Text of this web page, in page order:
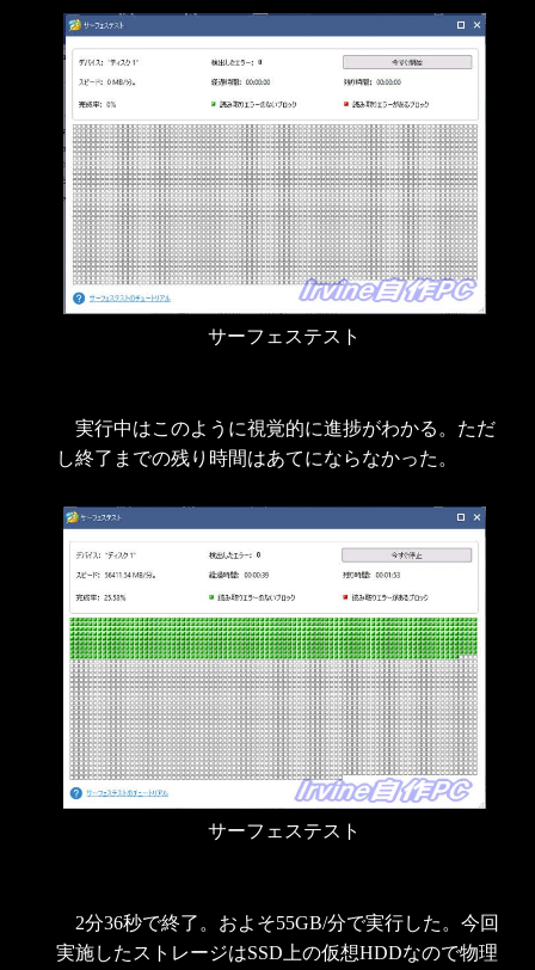
サーフェステスト
実行中はこのように視覚的に進捗がわかる。ただ
し終了までの残り時間はあてにならなかった。
サーフェステスト
2分36秒で終了。およそ55GB/分で実行した。今回
実施したストレージはSSD上の仮想HDDなので物理